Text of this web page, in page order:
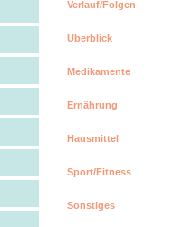
Verlauf/Folgen
Überblick
Medikamente
Ernährung
Hausmittel
Sport/Fitness
Sonstiges